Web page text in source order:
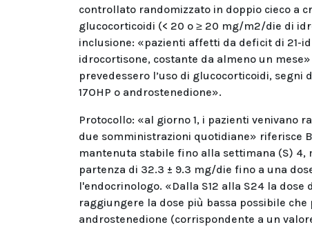
controllato randomizzato in doppio cieco a
glucocorticoidi (< 20 o ≥ 20 mg/m2/die di
inclusione: «pazienti affetti da deficit di 21-
idrocortisone, costante da almeno un
prevedessero l’uso di glucocorticoidi,
17OHP o androstenedione».
Protocollo: «al giorno 1, i pazienti venivano
due somministrazioni quotidiane» riferisce
mantenuta stabile fino alla settimana (S) 4,
partenza di 32.3 ± 9.3 mg/die fino a una
l'endocrinologo. «Dalla S12 alla S24 la
raggiungere la dose più bassa possibile
androstenedione (corrispondente a un